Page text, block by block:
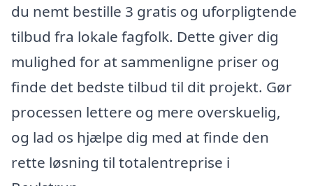
du nemt bestille 3 gratis og uforpligtende
tilbud fra lokale fagfolk. Dette giver dig
mulighed for at sammenligne priser og
finde det bedste tilbud til dit projekt. Gør
processen lettere og mere overskuelig,
og lad os hjælpe dig med at finde den
rette løsning til totalentreprise i